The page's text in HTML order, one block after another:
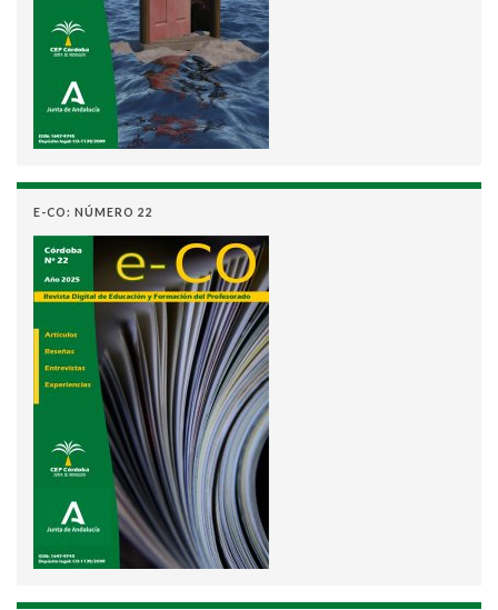
E-CO: NÚMERO 22